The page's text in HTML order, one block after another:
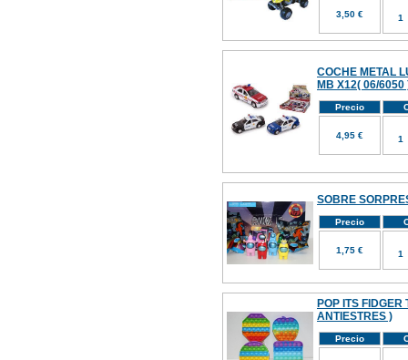
3,50 €
COCHE METAL
MB X12( 06/6050
Precio
4,95 €
SOBRE
Precio
1,75 €
POP ITS FIDGER
ANTIESTRES )
Precio